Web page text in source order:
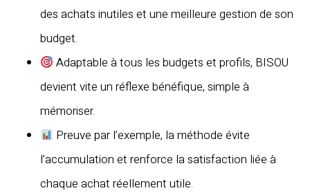
des achats inutiles et une meilleure gestion de son
budget.
Adaptable à tous les budgets et profils, BISOU
devient vite un réflexe bénéfique, simple à
mémoriser.
Preuve par l’exemple, la méthode évite
l’accumulation et renforce la satisfaction liée à
chaque achat réellement utile.